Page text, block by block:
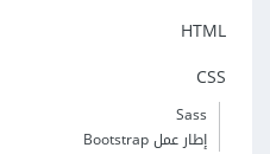
HTML
CSS
Sass
إطار عمل Bootstrap